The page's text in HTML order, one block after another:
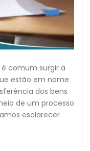
comum surgir a
estão em nome
dos bens
de um processo
esclarecer